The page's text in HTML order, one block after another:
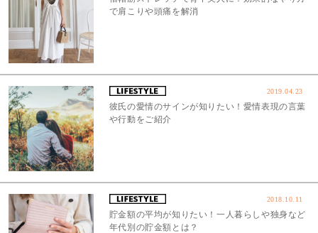
で肩こりや頭痛を解消
2019.04.23
彼氏の愛情のサインが知りたい！愛情表現の言葉
や行動をご紹介
2018.10.11
貯金額の平均が知りたい！一人暮らしや独身など
年代別の貯金額とは？